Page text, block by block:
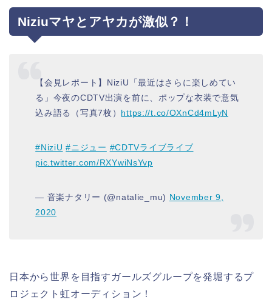
Niziuマヤとアヤカが激似？！
【会見レポート】NiziU「最近はさらに楽しめてい
る」今夜のCDTV出演を前に、ポップな衣装で意気
込み語る（写真7枚） https://t.co/OXnCd4mLyN
#NiziU #ニジュー #CDTVライブライブ
pic.twitter.com/RXYwiNsYvp
— 音楽ナタリー (@natalie_mu) November 9,
2020
日本から世界を目指すガールズグループを発堀するプ
ロジェクト虹オーディション！